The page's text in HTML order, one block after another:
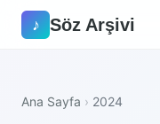
♪ Söz Arşivi
Ana Sayfa › 2024